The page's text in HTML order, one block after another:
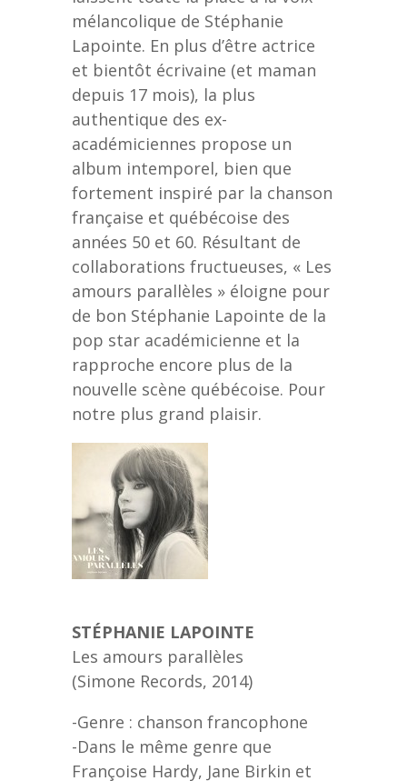
mélancolique de Stéphanie
Lapointe. En plus d’être actrice
et bientôt écrivaine (et maman
depuis 17 mois), la plus
authentique des ex-
académiciennes propose un
album intemporel, bien que
fortement inspiré par la chanson
française et québécoise des
années 50 et 60. Résultant de
collaborations fructueuses, « Les
amours parallèles » éloigne pour
de bon Stéphanie Lapointe de la
pop star académicienne et la
rapproche encore plus de la
nouvelle scène québécoise. Pour
notre plus grand plaisir.
STÉPHANIE LAPOINTE
Les amours parallèles
(Simone Records, 2014)
-Genre : chanson francophone
-Dans le même genre que
Françoise Hardy, Jane Birkin et